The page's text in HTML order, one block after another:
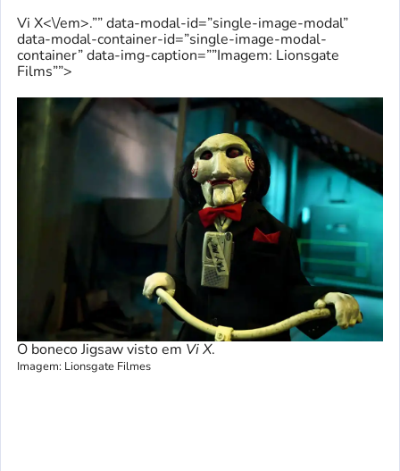
Vi X<\/em>.”” data-modal-id=”single-image-modal”
data-modal-container-id=”single-image-modal-
container” data-img-caption=””Imagem: Lionsgate
Films””>
O boneco Jigsaw visto em Vi X.
Imagem: Lionsgate Filmes